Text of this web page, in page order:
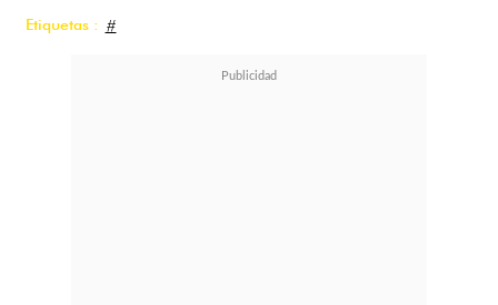
Etiquetas : #